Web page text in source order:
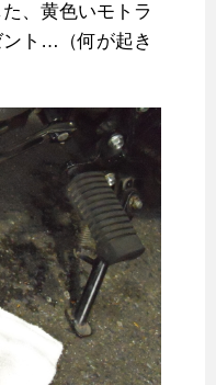
、黄色いモトラ
ト…（何が起き